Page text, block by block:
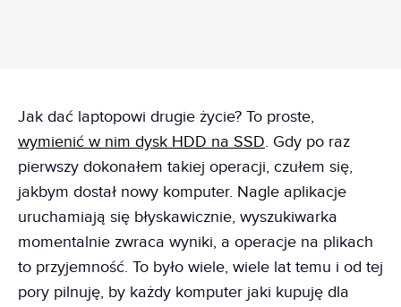
Jak dać laptopowi drugie życie? To proste,
wymienić w nim dysk HDD na SSD. Gdy po raz
pierwszy dokonałem takiej operacji, czułem się,
jakbym dostał nowy komputer. Nagle aplikacje
uruchamiają się błyskawicznie, wyszukiwarka
momentalnie zwraca wyniki, a operacje na plikach
to przyjemność. To było wiele, wiele lat temu i od tej
pory pilnuję, by każdy komputer jaki kupuję dla